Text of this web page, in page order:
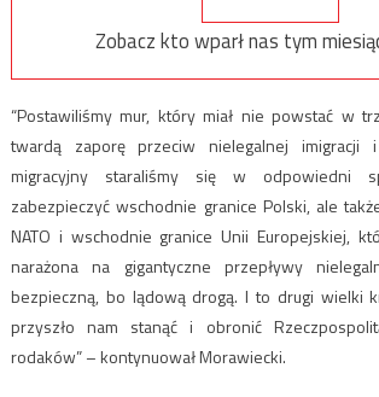
Zobacz kto wparł nas tym
“Postawiliśmy mur, który miał nie powstać w
twardą zaporę przeciw nielegalnej
migracyjny staraliśmy się w odpowiedni
zabezpieczyć wschodnie granice Polski, ale
NATO i wschodnie granice Unii Europejskiej,
narażona na gigantyczne przepływy
bezpieczną, bo lądową drogą. I to drugi wielki
przyszło nam stanąć i obronić
rodaków” – kontynuował Morawiecki.